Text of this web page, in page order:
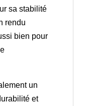
sa stabilité
rendu
bien pour
un
et